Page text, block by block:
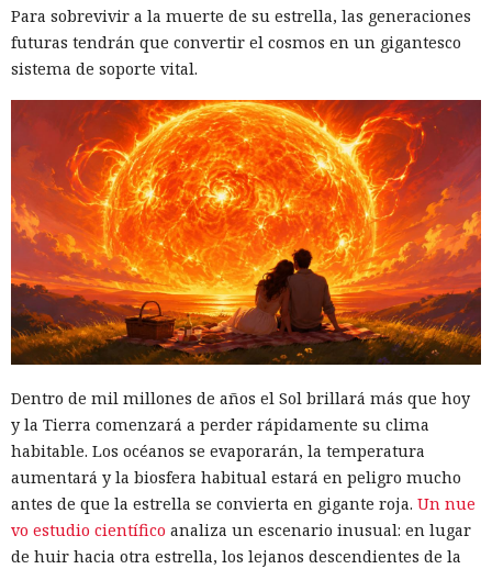
Para sobrevivir a la muerte de su estrella, las generaciones
futuras tendrán que convertir el cosmos en un gigantesco
sistema de soporte vital.
Dentro de mil millones de años el Sol brillará más que hoy
y la Tierra comenzará a perder rápidamente su clima
habitable. Los océanos se evaporarán, la temperatura
aumentará y la biosfera habitual estará en peligro mucho
antes de que la estrella se convierta en gigante roja. Un nue
vo estudio científico analiza un escenario inusual: en lugar
de huir hacia otra estrella, los lejanos descendientes de la